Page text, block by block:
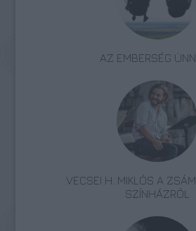
AZ EMBERSÉG
VECSEI H. MIKLÓS A
SZÍNHÁZRÓL